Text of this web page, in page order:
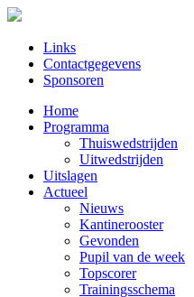
Links
Contactgegevens
Sponsoren
Home
Programma
Thuiswedstrijden
Uitwedstrijden
Uitslagen
Actueel
Nieuws
Kantinerooster
Gevonden
Pupil van de week
Topscorer
Trainingsschema